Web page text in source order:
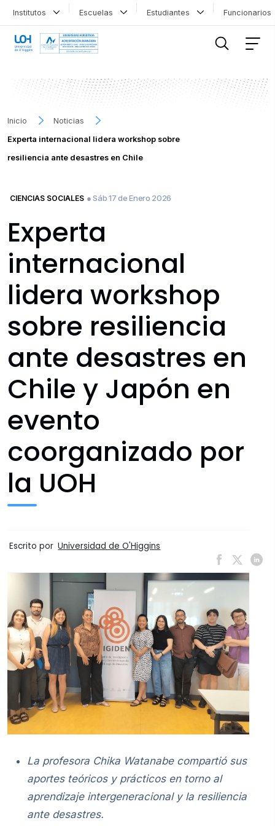
Institutos Escuelas Estudiantes
Inicio
Noticias
Experta internacional lidera workshop sobre
resiliencia ante desastres en Chile
CIENCIAS SOCIALES ● Sáb 17 de Enero 2026
Experta
internacional
lidera workshop
sobre resiliencia
ante desastres en
Chile y Japón en
evento
coorganizado por
la UOH
Escrito por Universidad de O'Higgins
La profesora Chika Watanabe compartió sus
aportes teóricos y prácticos en torno al
aprendizaje intergeneracional y la resiliencia
ante desastres.